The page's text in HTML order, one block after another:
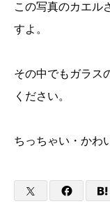
この写真のカエル
すよ。
その中でもガラス
ください。
ちっちゃい・かわ